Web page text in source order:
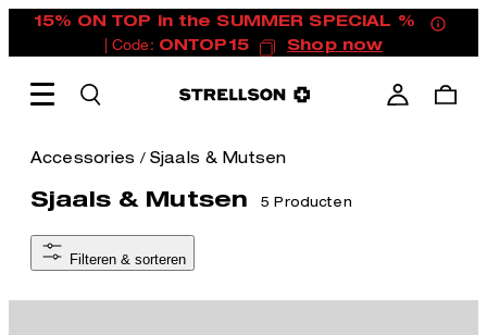
15% ON TOP in the SUMMER SPECIAL %
| Code: ONTOP15 Shop now
Accessories / Sjaals & Mutsen
Sjaals & Mutsen 5 Producten
Filteren & sorteren